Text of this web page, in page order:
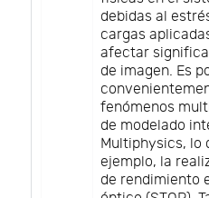
debidas al
cargas
afectar
de imagen. Es
fenómenos
de modelado
Multiphysics, lo
ejemplo, la
de rendimiento